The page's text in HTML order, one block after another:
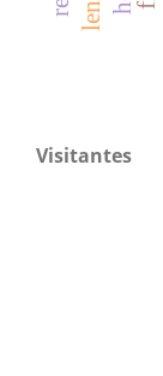
Visitantes